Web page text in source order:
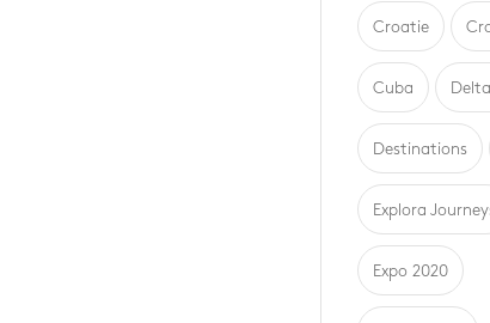
Croatie
Cuba
Destinations
Explora
Expo 2020